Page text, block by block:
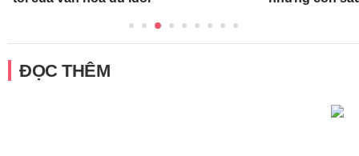
ĐỌC THÊM